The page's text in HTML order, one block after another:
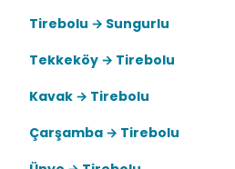
Tirebolu → Sungurlu
Tekkeköy → Tirebolu
Kavak → Tirebolu
Çarşamba → Tirebolu